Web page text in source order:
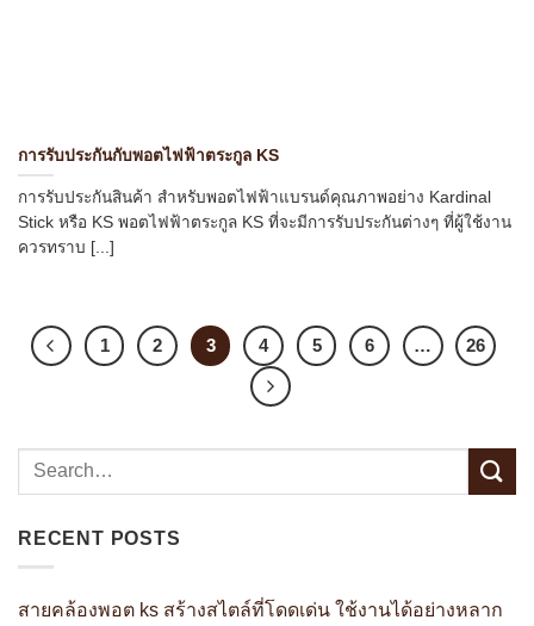
การรับประกันกับพอตไฟฟ้าตระกูล KS
การรับประกันสินค้า สำหรับพอตไฟฟ้าแบรนด์คุณภาพอย่าง Kardinal
Stick หรือ KS พอตไฟฟ้าตระกูล KS ที่จะมีการรับประกันต่างๆ ที่ผู้ใช้งาน
ควรทราบ [...]
1 2 3 4 5 6 … 26
RECENT POSTS
สายคล้องพอต ks สร้างสไตล์ที่โดดเด่น ใช้งานได้อย่างหลาก